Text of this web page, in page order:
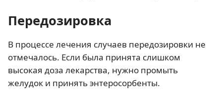
Передозировка
В процессе лечения случаев передозировки не
отмечалось. Если была принята слишком
высокая доза лекарства, нужно промыть
желудок и принять энтеросорбенты.